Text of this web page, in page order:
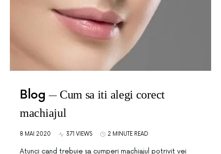
Blog
Cum sa iti alegi corect
machiajul
8 MAI 2020 371 VIEWS 2 MINUTE READ
Atunci cand trebuie sa cumperi machiajul potrivit vei